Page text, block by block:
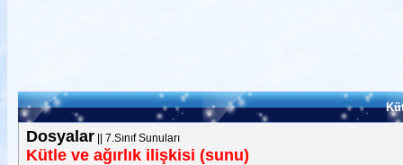
Dosyalar|| 7.Sınıf Sunuları
Kütle ve ağırlık ilişkisi (sunu)